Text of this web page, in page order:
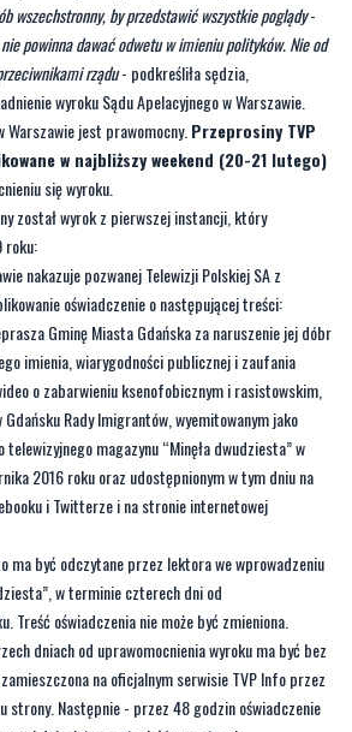
wszechstronny, by przedstawić wszystkie poglądy-
powinna dawać odwetu w imieniu polityków. Nie od
rządu- podkreśliła sędzia,
wyroku Sądu Apelacyjnego w Warszawie.
Warszawie jest prawomocny. Przeprosiny TVP
w najbliższy weekend (20-21 lutego)
się wyroku.
został wyrok z pierwszej instancji, który
roku:
nakazuje pozwanej Telewizji Polskiej SA z
oświadczenie o następującej treści:
Gminę Miasta Gdańska za naruszenie jej dóbr
imienia, wiarygodności publicznej i zaufania
o zabarwieniu ksenofobicznym i rasistowskim,
Gdańsku Rady Imigrantów, wyemitowanym jako
magazynu “Minęła dwudziesta” w
2016 roku oraz udostępnionym w tym dniu na
i Twitterze i na stronie internetowej
ma być odczytane przez lektora we wprowadzeniu
w terminie czterech dni od
Treść oświadczenia nie może być zmieniona.
dniach od uprawomocnienia wyroku ma być bez
na oficjalnym serwisie TVP Info przez
strony. Następnie - przez 48 godzin oświadczenie